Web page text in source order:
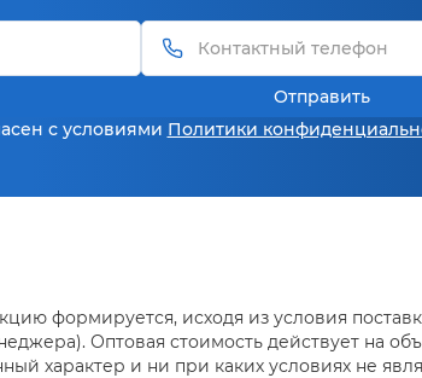
Отправить
с условиями Политики
формируется, исходя из условия
Оптовая стоимость действует на
характер и ни при каких условиях не